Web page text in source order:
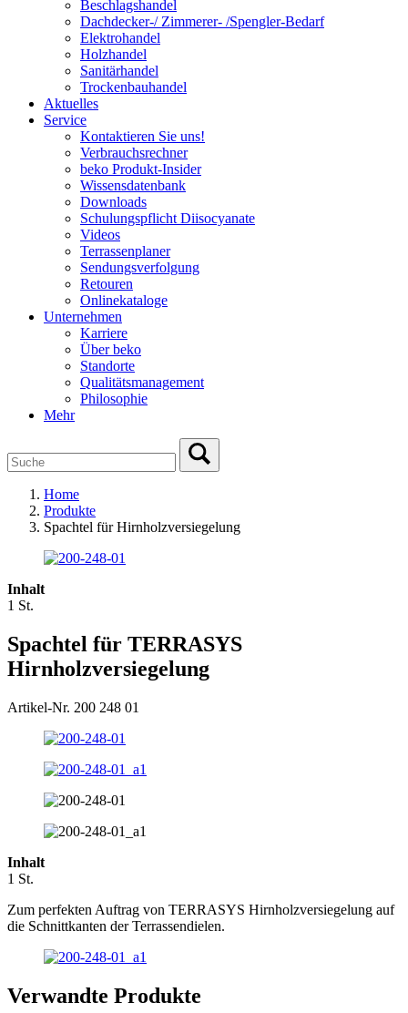
Beschlagshandel
Dachdecker-/ Zimmerer- /Spengler-Bedarf
Elektrohandel
Holzhandel
Sanitärhandel
Trockenbauhandel
Aktuelles
Service
Kontaktieren Sie uns!
Verbrauchsrechner
beko Produkt-Insider
Wissensdatenbank
Downloads
Schulungspflicht Diisocyanate
Videos
Terrassenplaner
Sendungsverfolgung
Retouren
Onlinekataloge
Unternehmen
Karriere
Über beko
Standorte
Qualitätsmanagement
Philosophie
Mehr
Home
Produkte
Spachtel für Hirnholzversiegelung
Inhalt
1 St.
Spachtel für TERRASYS
Hirnholzversiegelung
Artikel-Nr. 200 248 01
Inhalt
1 St.
Zum perfekten Auftrag von TERRASYS Hirnholzversiegelung auf
die Schnittkanten der Terrassendielen.
Verwandte Produkte